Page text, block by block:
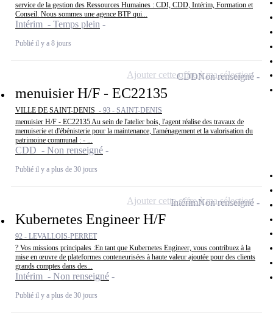
service de la gestion des Ressources Humaines : CDI, CDD, Intérim, Formation et
Conseil. Nous sommes une agence BTP qui...
Intérim - Temps plein
Publié il y a 8 jours
menuisier H/F - EC22135
VILLE DE SAINT-DENIS - 93 - SAINT-DENIS
menuisier H/F - EC22135 Au sein de l'atelier bois, l'agent réalise des travaux de
menuiserie et d'ébénisterie pour la maintenance, l'aménagement et la valorisation du
patrimoine communal : - ...
CDD - Non renseigné
Publié il y a plus de 30 jours
CDDNon renseigné
Ajouter cette offre à ma sélection
Kubernetes Engineer H/F
92 - LEVALLOIS-PERRET
? Vos missions principales :En tant que Kubernetes Engineer, vous contribuez à la
mise en œuvre de plateformes conteneurisées à haute valeur ajoutée pour des clients
grands comptes dans des...
Intérim - Non renseigné
Publié il y a plus de 30 jours
IntérimNon renseigné
Ajouter cette offre à ma sélection